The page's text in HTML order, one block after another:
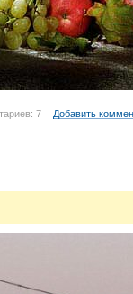
7 Добавить